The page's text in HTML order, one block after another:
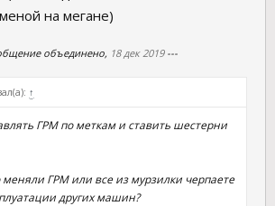
на мегане)
объединено, 18 дек 2019---
↑
ГРМ по меткам и ставить шестерни
меняли ГРМ или все из мурзилки черпаете
других машин?